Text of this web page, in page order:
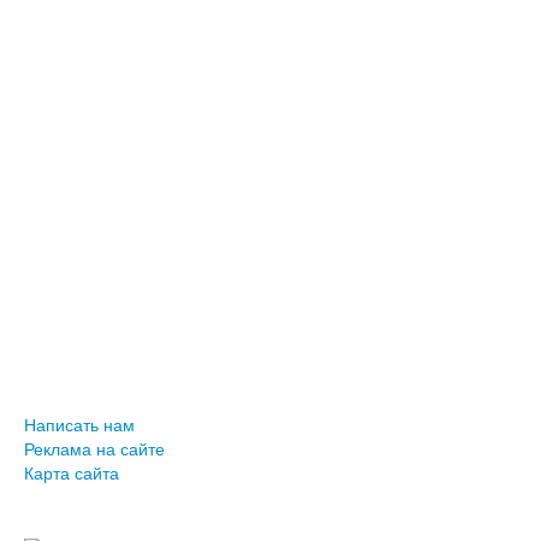
Написать нам
Реклама на сайте
Карта сайта